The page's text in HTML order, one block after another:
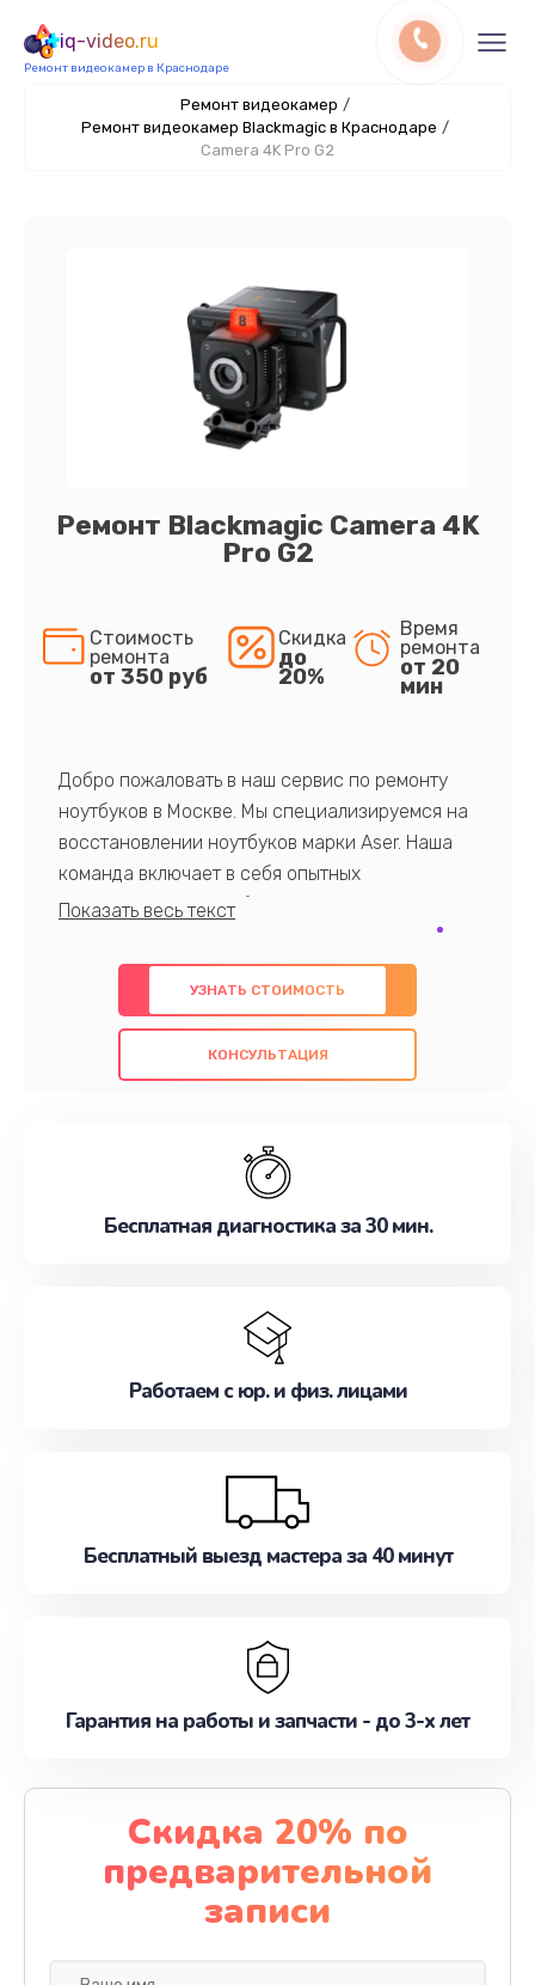
iq-video.ru
Ремонт видеокамер в Краснодаре
Ремонт видеокамер /
Ремонт видеокамер Blackmagic в Краснодаре /
Camera 4K Pro G2
Ремонт Blackmagic Camera 4K
Pro G2
Стоимость
ремонта
от 350 руб
Скидка
до
20%
Время
ремонта
от 20
мин
Добро пожаловать в наш сервис по ремонту
ноутбуков в Москве. Мы специализируемся на
восстановлении ноутбуков марки Aser. Наша
команда включает в себя опытных
профессионалов с обширными знаниями и
предлагаем быстрый и качественный ремонт с
использованием оригинальных компонентов, а
также гарантируем качество всех
проведенных работ. Наша цель - предоставить
наилучшим образом. Не медлите записаться на
УЗНАТЬ СТОИМОСТЬ
КОНСУЛЬТАЦИЯ
Бесплатная диагностика за 30 мин.
Работаем с юр. и физ. лицами
Бесплатный выезд мастера за 40 минут
Гарантия на работы и запчасти - до 3-х лет
Скидка 20% по
предварительной
записи